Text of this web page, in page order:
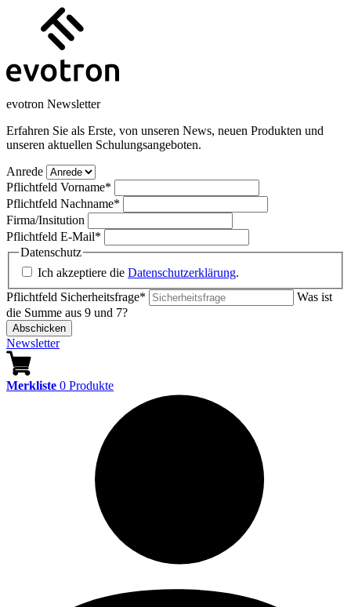
evotron Newsletter
Erfahren Sie als Erste, von unseren News, neuen Produkten und
unseren aktuellen Schulungsangeboten.
Anrede
Pflichtfeld Vorname*
Pflichtfeld Nachname*
Firma/Insitution
Pflichtfeld E-Mail*
Datenschutz
Ich akzeptiere die Datenschutzerklärung.
Pflichtfeld Sicherheitsfrage*
Was ist
die Summe aus 9 und 7?
Abschicken
Newsletter
Merkliste 0 Produkte